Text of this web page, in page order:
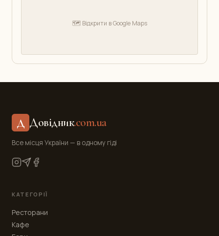
🗺️ Відкрити в Google Maps
Д Довідник.com.ua
Все місця України — в одному гіді
КАТЕГОРІЇ
Ресторани
Кафе